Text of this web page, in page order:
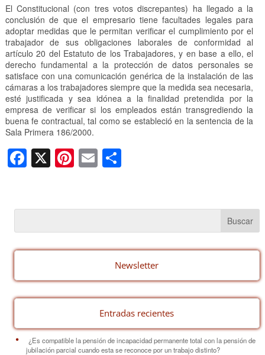
El Constitucional (con tres votos discrepantes) ha llegado a la
conclusión de que el empresario tiene facultades legales para
adoptar medidas que le permitan verificar el cumplimiento por el
trabajador de sus obligaciones laborales de conformidad al
artículo 20 del Estatuto de los Trabajadores, y en base a ello, el
derecho fundamental a la protección de datos personales se
satisface con una comunicación genérica de la instalación de las
cámaras a los trabajadores siempre que la medida sea necesaria,
esté justificada y sea idónea a la finalidad pretendida por la
empresa de verificar si los empleados están transgrediendo la
buena fe contractual, tal como se estableció en la sentencia de la
Sala Primera 186/2000.
F
a
e
b
o
k
X Pi
nt
e
st
E
m
C
p
ar
tir
Newsletter
Entradas recientes
¿Es compatible la pensión de incapacidad permanente total con la pensión de
jubilación parcial cuando esta se reconoce por un trabajo distinto?